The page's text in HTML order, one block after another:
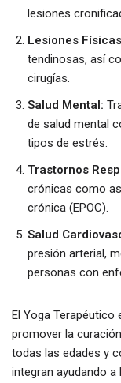
lesiones
Lesiones
tendinosas, así
cirugías.
Salud Mental:
de salud mental
tipos de estrés.
Trastornos
crónicas como
crónica (EPOC).
Salud
presión arterial,
personas con
El Yoga
promover la
todas las edades y
integran ayudando